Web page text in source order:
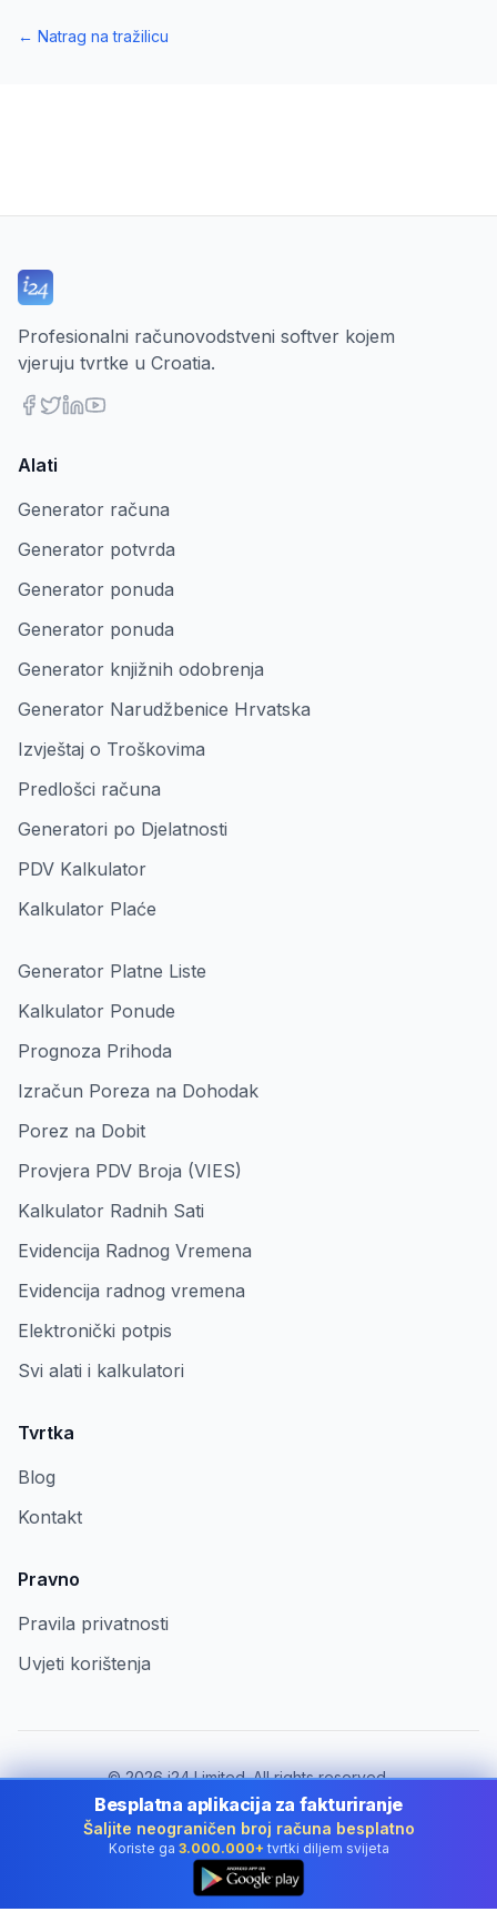
← Natrag na tražilicu
Profesionalni računovodstveni softver kojem
vjeruju tvrtke u Croatia.
Alati
Generator računa
Generator potvrda
Generator ponuda
Generator ponuda
Generator knjižnih odobrenja
Generator Narudžbenice Hrvatska
Izvještaj o Troškovima
Predlošci računa
Generatori po Djelatnosti
PDV Kalkulator
Kalkulator Plaće
Generator Platne Liste
Kalkulator Ponude
Prognoza Prihoda
Izračun Poreza na Dohodak
Porez na Dobit
Provjera PDV Broja (VIES)
Kalkulator Radnih Sati
Evidencija Radnog Vremena
Evidencija radnog vremena
Elektronički potpis
Svi alati i kalkulatori
Tvrtka
Blog
Kontakt
Pravno
Pravila privatnosti
Uvjeti korištenja
©2026i24 Limited. All rights reserved.
Za tvrtke u Croatia
Promijeni državu:
Croatia
Besplatna aplikacija za fakturiranje
Šaljite neograničen broj računa besplatno
Koriste ga 3.000.000+ tvrtki diljem svijeta